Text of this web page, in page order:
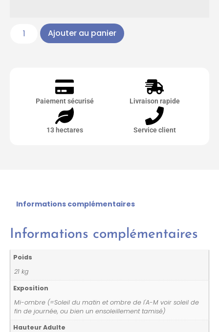
Ajouter au panier
Paiement sécurisé Livraison rapide
13 hectares Service client
Informations complémentaires
Informations complémentaires
Poids
21 kg
Exposition
Mi-ombre (=Soleil du matin et ombre de l'A-M voir soleil de
fin de journée, ou bien un ensoleillement tamisé)
Hauteur Adulte